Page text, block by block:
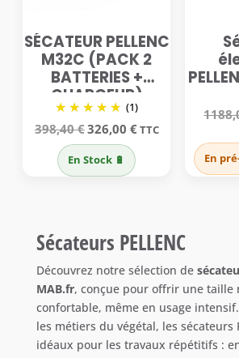
SÉCATEUR PELLENC
M32C (PACK 2
BATTERIES +
CHARGEUR)
(1)
398,40€ Le
initial
était :
398,40 €.
326,00 €Le
TTC
En Stock 🔋 En
Sécateurs PELLENC
Découvrez notre sélection de
MAB.fr, conçue pour offrir une taille
confortable, même en usage
les métiers du végétal, les sécateurs
idéaux pour les travaux répétitifs :